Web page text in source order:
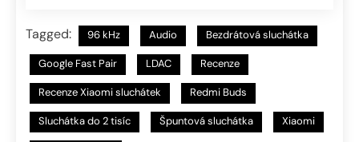
Tagged: 96 kHz Audio Bezdrátová sluchátka
Google Fast Pair LDAC Recenze
Recenze Xiaomi sluchátek Redmi Buds
Sluchátka do 2 tisíc Špuntová sluchátka Xiaomi